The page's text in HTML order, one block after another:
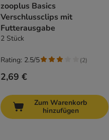
zooplus Basics
Verschlussclips mit
Futterausgabe
2 Stück
2,69 €
Rating: 2.5/5 (2)
Zum Warenkorb
hinzufügen